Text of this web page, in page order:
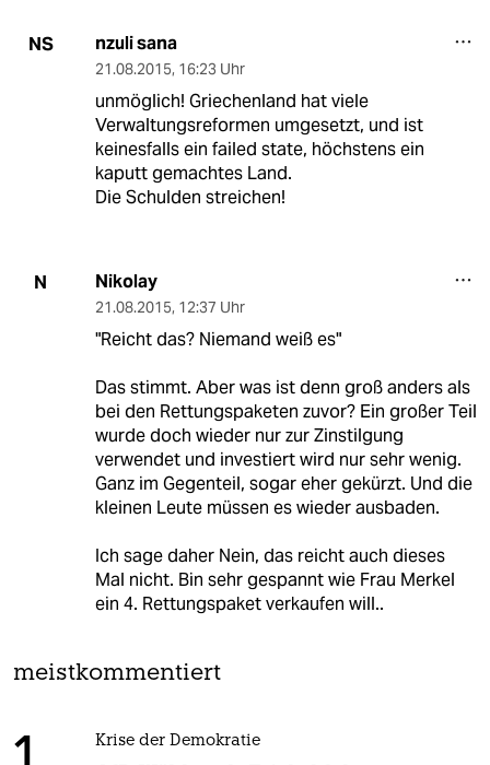
NS nzuli sana
21.08.2015, 16:23 Uhr
unmöglich! Griechenland hat viele
Verwaltungsreformen umgesetzt, und ist
keinesfalls ein failed state, höchstens ein
kaputt gemachtes Land.
Die Schulden streichen!
N Nikolay
21.08.2015, 12:37 Uhr
"Reicht das? Niemand weiß es"
Das stimmt. Aber was ist denn groß anders als
bei den Rettungspaketen zuvor? Ein großer Teil
wurde doch wieder nur zur Zinstilgung
verwendet und investiert wird nur sehr wenig.
Ganz im Gegenteil, sogar eher gekürzt. Und die
kleinen Leute müssen es wieder ausbaden.
Ich sage daher Nein, das reicht auch dieses
Mal nicht. Bin sehr gespannt wie Frau Merkel
ein 4. Rettungspaket verkaufen will..
meistkommentiert
Krise der Demokratie